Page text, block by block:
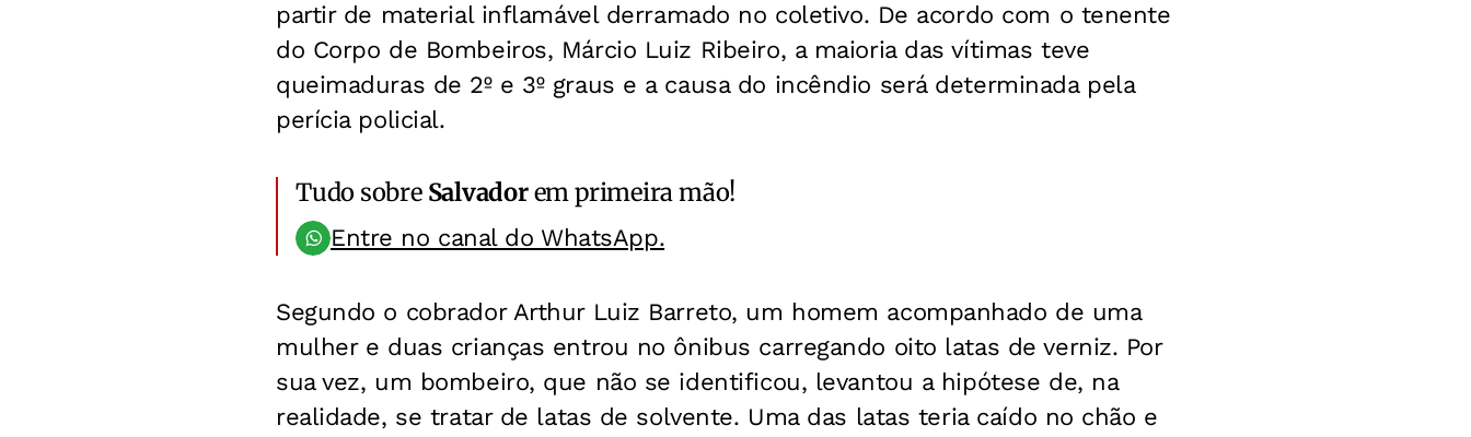
partir de material inflamável derramado no coletivo. De acordo com o tenente
do Corpo de Bombeiros, Márcio Luiz Ribeiro, a maioria das vítimas teve
queimaduras de 2º e 3º graus e a causa do incêndio será determinada pela
perícia policial.
Tudo sobre Salvadorem primeira mão!
Entre no canal do WhatsApp.
Segundo o cobrador Arthur Luiz Barreto, um homem acompanhado de uma
mulher e duas crianças entrou no ônibus carregando oito latas de verniz. Por
sua vez, um bombeiro, que não se identificou, levantou a hipótese de, na
realidade, se tratar de latas de solvente. Uma das latas teria caído no chão e